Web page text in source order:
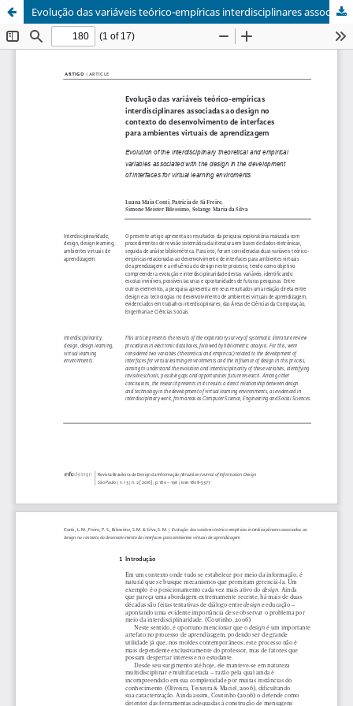
Evolução das variáveis teórico-empíricas interdisciplinares associadas ao design no contexto do desenvolvimento de interfaces para ambientes virtuais de aprendizagem | Evolution of the interdisciplinary theoretical and empirical variables associated with the design in the development of interfaces for virtual learning enviroments